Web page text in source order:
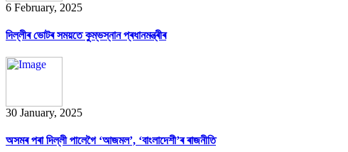
6 February, 2025
দিল্লীৰ ভোটৰ সময়তে কুম্ভস্নান প্ৰধানমন্ত্ৰীৰ
30 January, 2025
অসমৰ পৰা দিল্লী পালেগৈ ‘আজমল’, ‘বাংলাদেশী’ৰ ৰাজনীতি